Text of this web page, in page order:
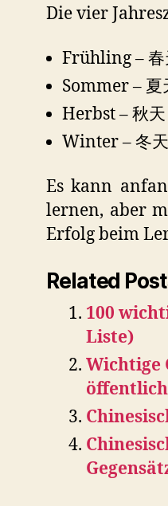
Die vier
Frühling –
Sommer –
Herbst – 秋
Winter – 冬
Es kann
lernen, aber
Erfolg beim
Related
100
Liste)
Wichtige